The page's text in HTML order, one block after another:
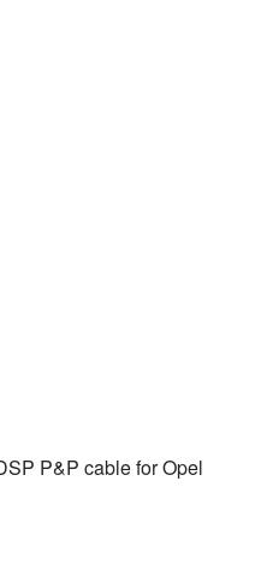
P&P cable for Opel